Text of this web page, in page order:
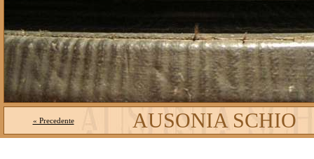
« Precedente AUSONIA SCHIO